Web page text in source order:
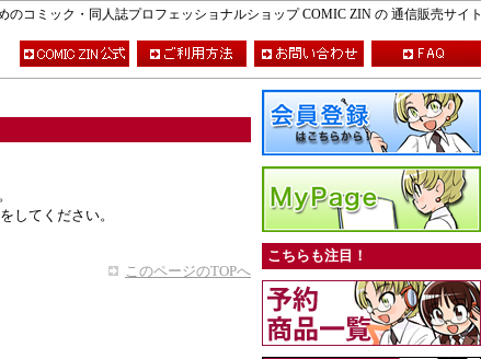
のコミック・同人誌プロフェッショナルショップ COMIC ZIN の 通信販売サイト
してください。
このページのTOPへ
こちらも注目！